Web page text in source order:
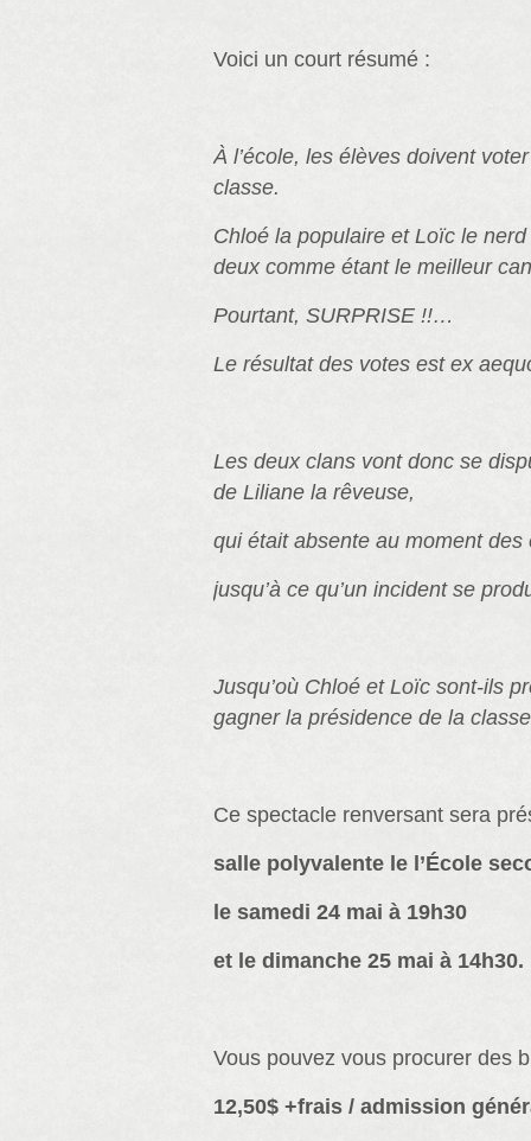
Voici un court résumé :
À l’école, les élèves doivent
classe.
Chloé la populaire et Loïc le
deux comme étant le meilleur
Pourtant, SURPRISE !!…
Le résultat des votes est ex
Les deux clans vont donc se
de Liliane la rêveuse,
qui était absente au moment
jusqu’à ce qu’un incident se
Jusqu’où Chloé et Loïc sont-ils
gagner la présidence de la
Ce spectacle renversant sera
salle polyvalente le l’École
le samedi 24 mai à 19h30
et le dimanche 25 mai à 14h30.
Vous pouvez vous procurer des
12,50$ +frais / admission